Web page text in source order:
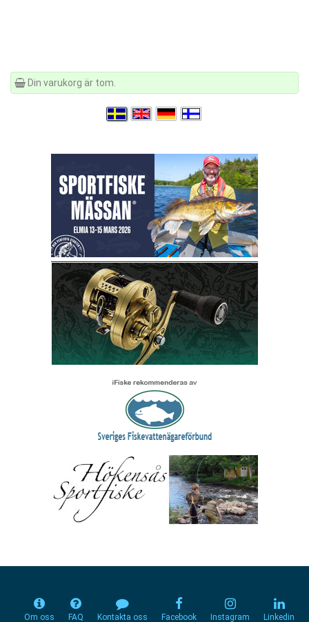
Din varukorg är tom.
Om oss FAQ Kontakta oss Facebook Instagram Linkedin